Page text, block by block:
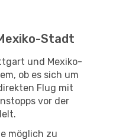
Stadt
und Mexiko-
ob es sich um
Flug mit
vor der
möglich zu